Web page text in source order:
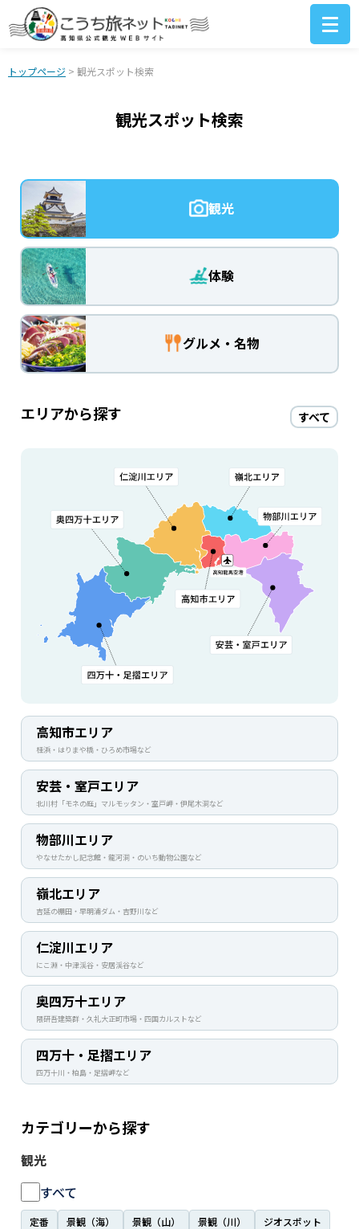
トップページ > 観光スポット検索
観光スポット検索
観光
体験
グルメ・名物
エリアから探す すべて
高知市エリア
桂浜・はりまや橋・ひろめ市場など
安芸・室戸エリア
北川村「モネの庭」マルモッタン・室戸岬・伊尾木洞など
物部川エリア
やなせたかし記念館・龍河洞・のいち動物公園など
嶺北エリア
吉延の棚田・早明浦ダム・吉野川など
仁淀川エリア
にこ淵・中津渓谷・安居渓谷など
奥四万十エリア
隈研吾建築群・久礼大正町市場・四国カルストなど
四万十・足摺エリア
四万十川・柏島・足摺岬など
カテゴリーから探す
観光
すべて
定番 景観（海） 景観（山） 景観（川）
ジオスポット